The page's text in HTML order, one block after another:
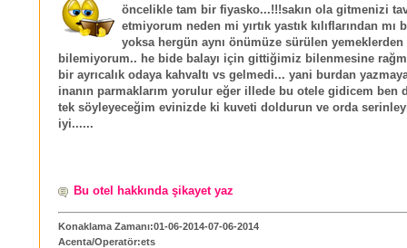
öncelikle tam bir fiyasko...!!!sakın ola gitmenizi
etmiyorum neden mi yırtık yastık kılıflarından mı
yoksa hergün aynı önümüze sürülen yemeklerden
bilemiyorum.. he bide balayı için gittiğimiz bilenmesine
bir ayrıcalık odaya kahvaltı vs gelmedi... yani burdan
inanın parmaklarım yorulur eğer illede bu otele gidicem ben
tek söyleyeceğim evinizde ki kuveti doldurun ve orda
iyi......
Bu otel hakkında şikayet yaz
Konaklama Zamanı:01-06-2014-07-06-2014
Acenta/Operatör:ets